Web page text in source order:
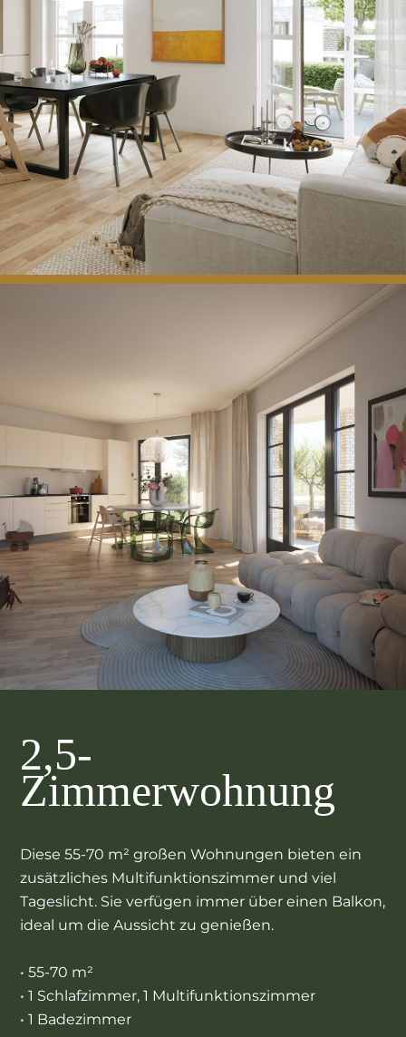
2,5-
Zimmerwohnung
Diese 55-70 m² großen Wohnungen bieten ein
zusätzliches Multifunktionszimmer und viel
Tageslicht. Sie verfügen immer über einen Balkon,
ideal um die Aussicht zu genießen.
• 55-70 m²
• 1 Schlafzimmer, 1 Multifunktionszimmer
• 1 Badezimmer